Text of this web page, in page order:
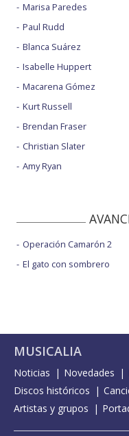
Marisa Paredes
Paul Rudd
Blanca Suárez
Isabelle Huppert
Macarena Gómez
Kurt Russell
Brendan Fraser
Christian Slater
Amy Ryan
Operación Camarón 2
El gato con sombrero
MUSICALIA
Noticias Novedades
Discos históricos
Artistas y grupos